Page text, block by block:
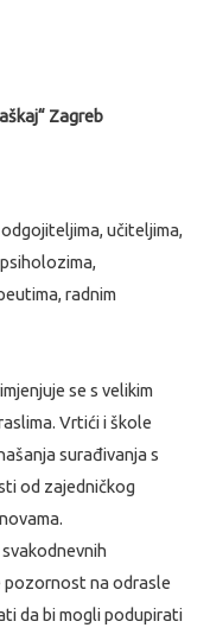
Zagreb
učiteljima,
radnim
se s velikim
Vrtići i škole
surađivanja s
od zajedničkog
pozornost na odrasle
da bi mogli podupirati